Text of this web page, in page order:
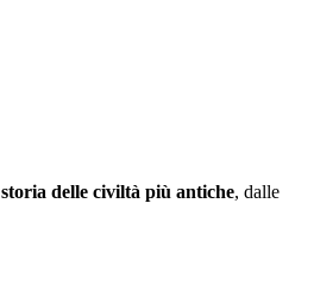
storia delle civiltà più antiche, dalle